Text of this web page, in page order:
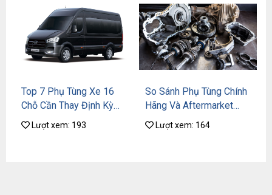
Top 7 Phụ Tùng Xe 16
Chỗ Cần Thay Định Kỳ
Để Tránh Mất Tiền Oan
Lượt xem: 193
So Sánh Phụ Tùng Chính
Hãng Và Aftermarket
Cho Xe 16 Chỗ – Nên
Chọn Loại Nào?
Lượt xem: 164